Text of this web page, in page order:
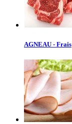
AGNEAU - Frais